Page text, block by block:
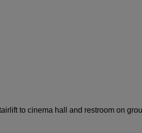
to cinema hall and restroom on